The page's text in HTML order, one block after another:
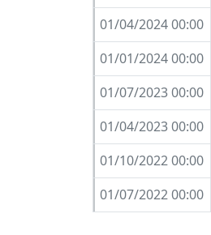
01/04/2024 00:00
01/01/2024 00:00
01/07/2023 00:00
01/04/2023 00:00
01/10/2022 00:00
01/07/2022 00:00